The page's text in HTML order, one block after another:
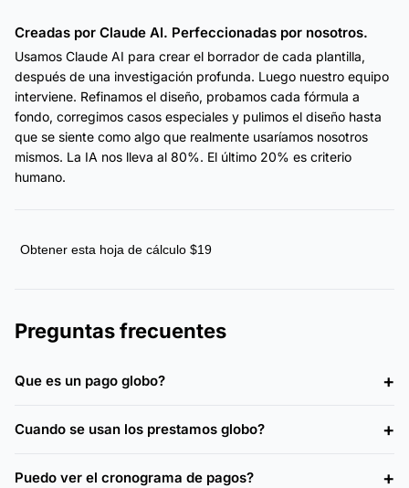
Creadas por Claude AI. Perfeccionadas por nosotros.
Usamos Claude AI para crear el borrador de cada plantilla,
después de una investigación profunda. Luego nuestro equipo
interviene. Refinamos el diseño, probamos cada fórmula a
fondo, corregimos casos especiales y pulimos el diseño hasta
que se siente como algo que realmente usaríamos nosotros
mismos. La IA nos lleva al 80%. El último 20% es criterio
humano.
Obtener esta hoja de cálculo $19
Preguntas frecuentes
Que es un pago globo?
Cuando se usan los prestamos globo?
Puedo ver el cronograma de pagos?